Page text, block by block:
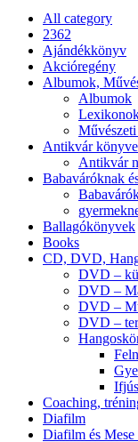
All category
2362
Ajándékkönyv
Akcióregény
Albumok,
Albumok
Antikvár
Antikvár
Babaváróknak
Ballagókönyvek
Books
CD, DVD,
DVD –
DVD –
DVD –
DVD –
Coaching,
Diafilm
Diafilm és